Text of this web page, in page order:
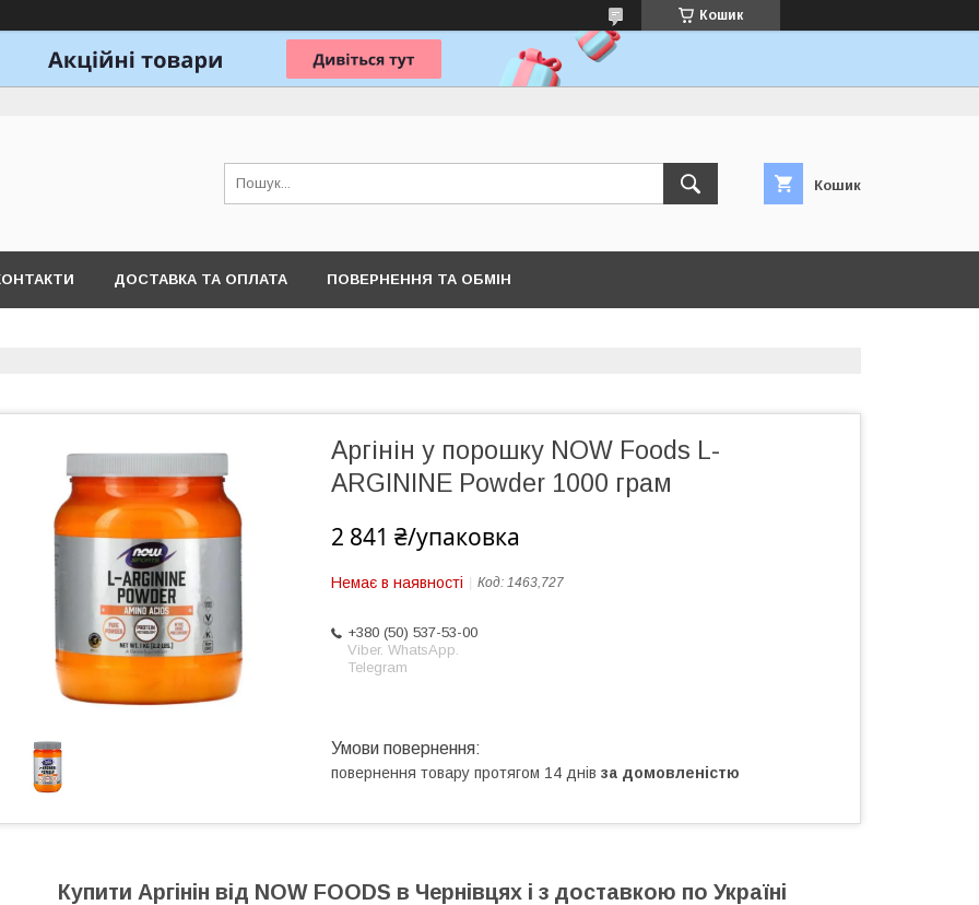
Кошик
Кошик
ДОСТАВКА ТА ОПЛАТА ПОВЕРНЕННЯ ТА ОБМІН
Аргінін у порошку NOW Foods L-
ARGININE Powder 1000 грам
2 841 ₴/упаковка
Немає в наявності Код: 1463,727
+380 (50) 537-53-00
Viber. WhatsApp.
Telegram
повернення товару протягом 14 днів за домовленістю
Купити Аргінін від NOW FOODS в Чернівцях і з доставкою по Україні